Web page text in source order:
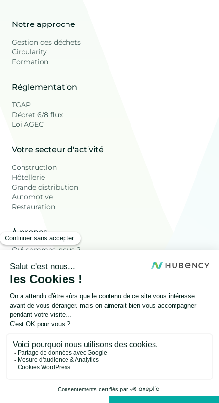
Notre approche
Gestion des déchets
Circularity
Formation
Réglementation
TGAP
Décret 6/8 flux
Loi AGEC
Votre secteur d'activité
Construction
Hôtellerie
Grande distribution
Automotive
Restauration
À propos
Qui sommes-nous ?
Ressources
Les déchets Valorisés
Blog
FAQ
Onesty
Politique de confidentialité